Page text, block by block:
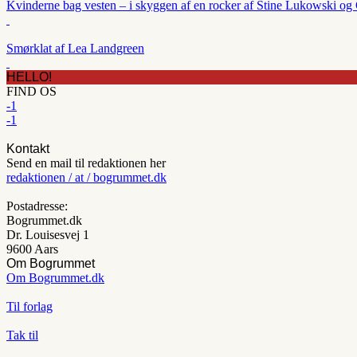
Kvinderne bag vesten – i skyggen af en rocker af Stine Lukowski og
Smørklat af Lea Landgreen
HELLO!
FIND OS
-1
-1
Kontakt
Send en mail til redaktionen her
redaktionen / at / bogrummet.dk
Postadresse:
Bogrummet.dk
Dr. Louisesvej 1
9600 Aars
Om Bogrummet
Om Bogrummet.dk
Til forlag
Tak til